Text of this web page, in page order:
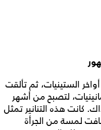
الستينيات، ثم تألقت
لتصبح من أشهر
كانت هذه التنانير تمثل
لمسة من الجرأة